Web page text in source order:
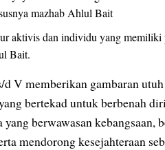
mazhab Ahlul Bait
aktivis dan individu yang memiliki
Bait.
d V memberikan gambaran
bertekad untuk berbenah
yang berwawasan
mendorong kesejahteraan